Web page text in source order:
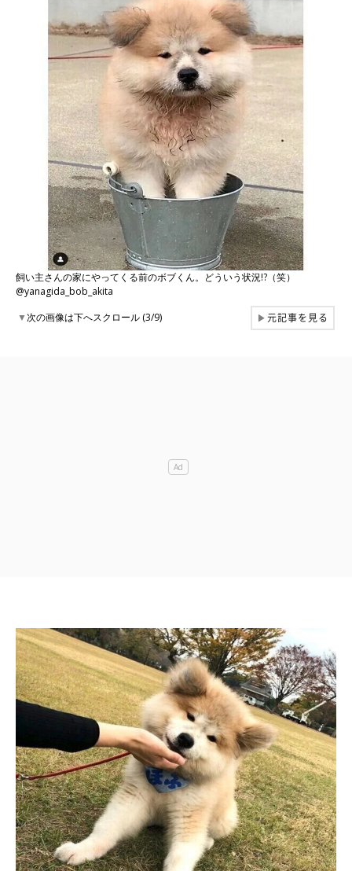
飼い主さんの家にやってくる前のボブくん。どういう状況!?（笑）
@yanagida_bob_akita
▼次の画像は下へスクロール (3/9) ▶元記事を見る